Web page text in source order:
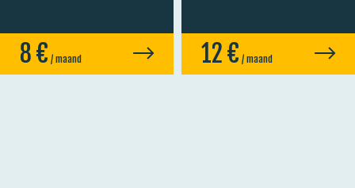
8€ / maand 12€ / maand